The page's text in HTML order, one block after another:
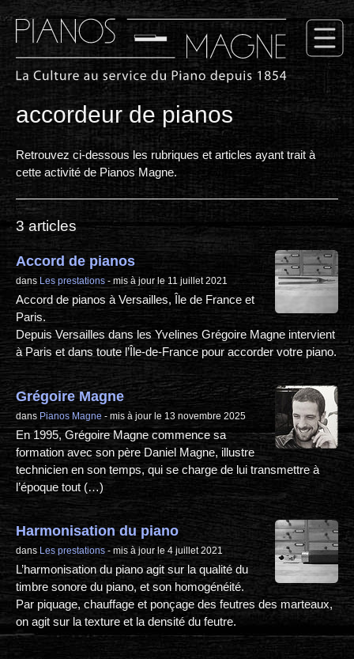
accordeur de pianos
Retrouvez ci-dessous les rubriques et articles ayant trait à
cette activité de Pianos Magne.
3 articles
Accord de pianos
dans Les prestations - mis à jour le 11 juillet 2021
Accord de pianos à Versailles, Île de France et
Paris.
Depuis Versailles dans les Yvelines Grégoire Magne intervient
à Paris et dans toute l’Île-de-France pour accorder votre piano.
Grégoire Magne
dans Pianos Magne - mis à jour le 13 novembre 2025
En 1995, Grégoire Magne commence sa
formation avec son père Daniel Magne, illustre
technicien en son temps, qui se charge de lui transmettre à
l’époque tout (…)
Harmonisation du piano
dans Les prestations - mis à jour le 4 juillet 2021
L’harmonisation du piano agit sur la qualité du
timbre sonore du piano, et son homogénéité.
Par piquage, chauffage et ponçage des feutres des marteaux,
on agit sur la texture et la densité du feutre.